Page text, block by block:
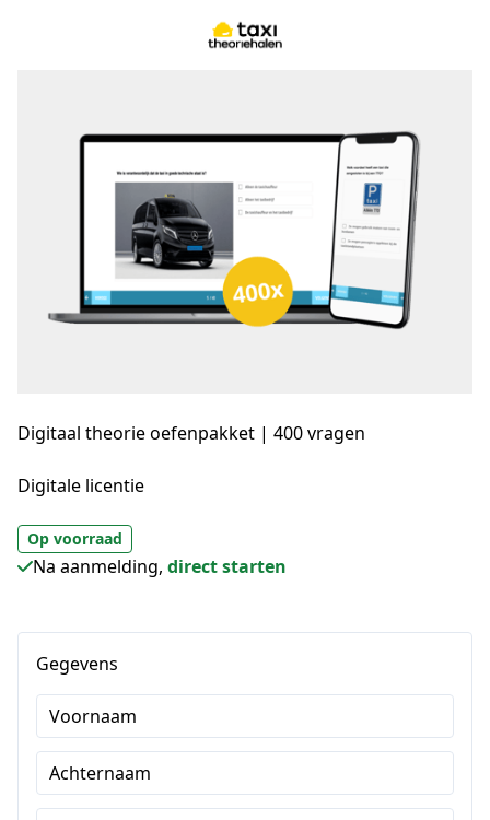
Digitaal theorie oefenpakket | 400 vragen
Digitale licentie
Op voorraad
Na aanmelding, direct starten
Gegevens
Voornaam
Achternaam